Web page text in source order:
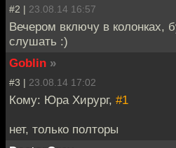
#2 | 23.08.14 16:57
Вечером включу в колонках,
слушать :)
Goblin »
#3 | 23.08.14 17:02
Кому: Юра Хирург, #1
нет, только полторы